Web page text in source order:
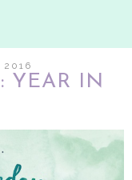
2016
YEAR IN